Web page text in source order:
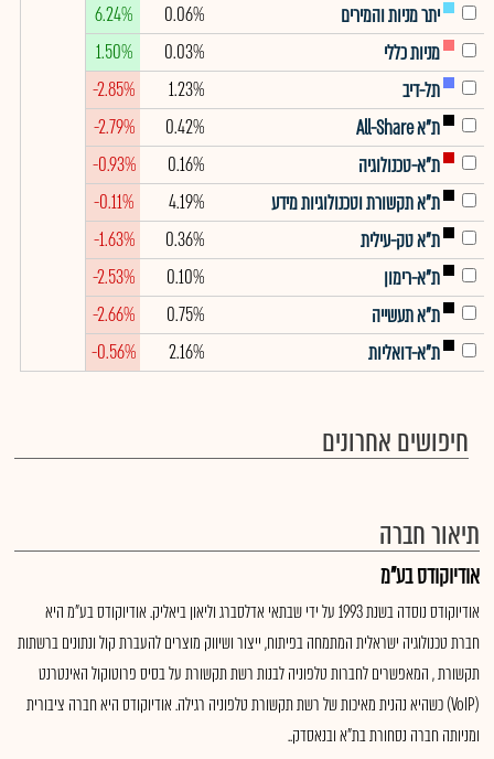
יתר מניות והמירים
0.06%
6.24%
מניות כללי
0.03%
1.50%
תל-דיב
1.23%
-2.85%
ת"א All-Share
0.42%
-2.79%
ת"א-טכנולוגיה
0.16%
-0.93%
ת"א תקשורת וטכנולוגיות מידע
4.19%
-0.11%
ת"א טק-עילית
0.36%
-1.63%
ת"א-רימון
0.10%
-2.53%
ת"א תעשייה
0.75%
-2.66%
ת"א-דואליות
2.16%
-0.56%
חיפושים אחרונים
תיאור חברה
אודיוקודס בע"מ
אודיוקודס נוסדה בשנת 1993 על ידי שבתאי אדלסברג וליאון ביאליק. אודיוקודס בע"מ היא
חברת טכנולוגיה ישראלית המתמחה בפיתוח, ייצור ושיווק מוצרים להעברת קול ונתונים ברשתות
תקשורת , המאפשרים לחברות טלפוניה לבנות רשת תקשורת על בסיס פרוטוקול האינטרנט
(VoIP) כשהיא נהנית מאיכות של רשת תקשורת טלפוניה רגילה. אודיוקודס היא חברה ציבורית
ומניותה חברה נסחורת בת"א ובנאסדק..